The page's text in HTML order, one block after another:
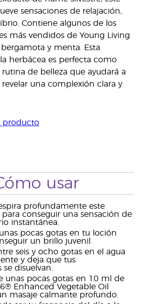
sensaciones de relajación,
Contiene algunos de los
más vendidos de Young Living
y menta. Esta
herbácea es perfecta como
de belleza que ayudará a
una complexión clara y
producto
usar
profundamente este
conseguir una sensación de
instantánea.
pocas gotas en tu loción
un brillo juvenil.
seis y ocho gotas en el agua
y deja que tus
disuelvan.
unas pocas gotas en 10 ml de
Enhanced Vegetable Oil
masaje calmante profundo.